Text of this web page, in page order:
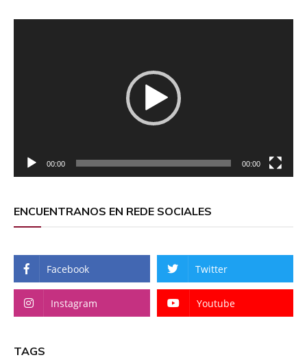
00:00 00:00
ENCUENTRANOS EN REDE SOCIALES
Facebook Twitter
Instagram Youtube
TAGS